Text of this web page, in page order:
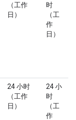
（工作
日）
时
（工
作
日）
24 小时
（工作
日）
24 小
时
（工
作